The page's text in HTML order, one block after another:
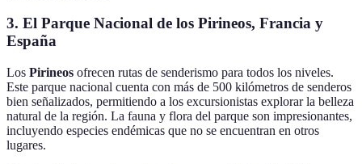
3. El Parque Nacional de los Pirineos, Francia y
España
Los Pirineos ofrecen rutas de senderismo para todos los niveles.
Este parque nacional cuenta con más de 500 kilómetros de senderos
bien señalizados, permitiendo a los excursionistas explorar la belleza
natural de la región. La fauna y flora del parque son impresionantes,
incluyendo especies endémicas que no se encuentran en otros
lugares.